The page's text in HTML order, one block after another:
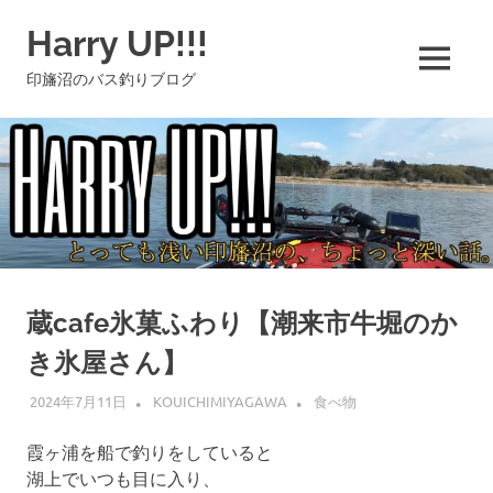
ツ
へ
ス
キ
ッ
プ
Harry UP!!!
印旛沼のバス釣りブログ MENU
蔵cafe氷菓ふわり【潮来市牛堀のか
き氷屋さん】
2024年7月11日 KOUICHIMIYAGAWA 食べ物
霞ヶ浦を船で釣りをしていると
湖上でいつも目に入り、